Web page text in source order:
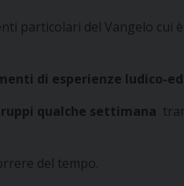
particolari del Vangelo cui
di esperienze ludico-
qualche settimana
del tempo.